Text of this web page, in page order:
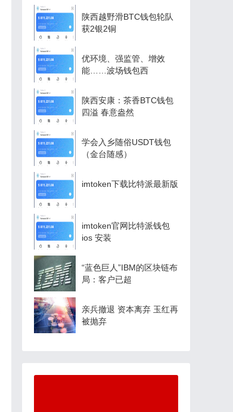
陕西越野滑BTC钱包轮队
获2银2铜
优环境、强监管、增效
能……波场钱包西
陕西安康：茶香BTC钱包
四溢 春意盎然
学会入乡随俗USDT钱包
（金台随感）
imtoken下载比特派最新版
imtoken官网比特派钱包
ios 安装
“蓝色巨人”IBM的区块链布
局：客户已超
亲兵撤退 资本离弃 玉红再
被抛弃